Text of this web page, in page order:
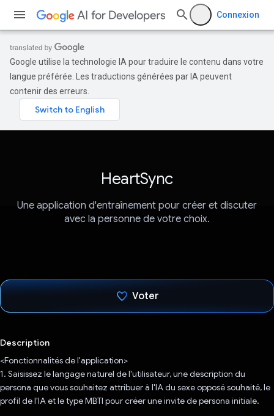
Connexion
Google utilise la technologie IA pour traduire le contenu dans votre
langue préférée. Les traductions générées par IA peuvent
contenir des erreurs.
HeartSync
Une application d'entraînement pour créer et discuter
avec la personne de votre choix.
Voter
Description
<Fonctionnalités de l'application>
1. Saisissez le langage naturel de l'utilisateur, une description du
persona que vous souhaitez attribuer à l'IA du sexe opposé souhaité, le
profil de l'IA et le type MBTI pour créer une invite de persona initiale.